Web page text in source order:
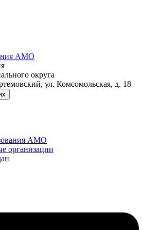
округа
ул. Комсомольская, д. 18
АМО
организации